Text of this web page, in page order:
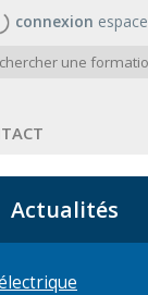
connexion espace
Actualités